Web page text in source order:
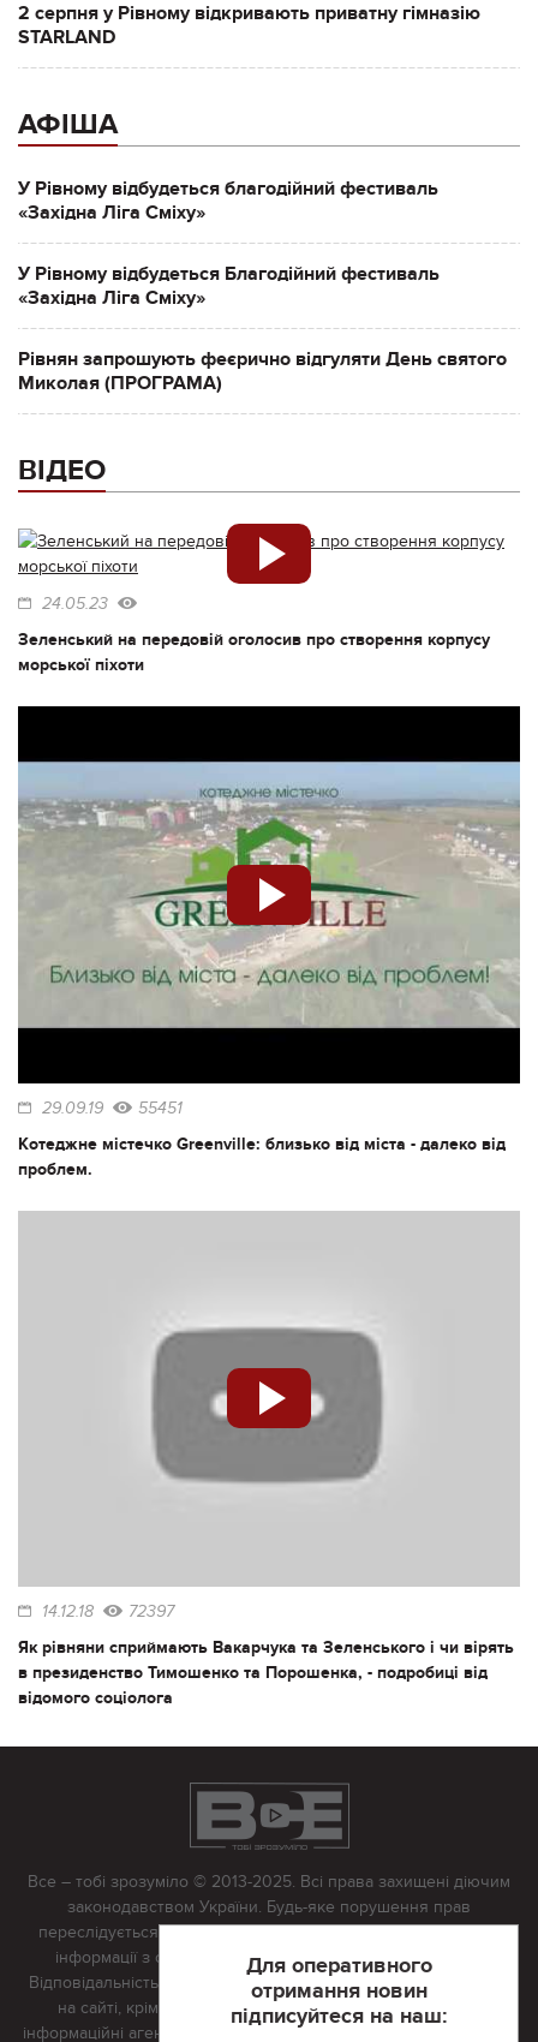
2 серпня у Рівному відкривають приватну гімназію
STARLAND
АФІША
У Рівному відбудеться благодійний фестиваль
«Західна Ліга Сміху»
У Рівному відбудеться Благодійний фестиваль
«Західна Ліга Сміху»
Рівнян запрошують феєрично відгуляти День святого
Миколая (ПРОГРАМА)
ВІДЕО
24.05.23
Зеленський на передовій оголосив про створення корпусу
морської піхоти
29.09.19 55451
Котеджне містечко Greenville: близько від міста - далеко від
проблем.
14.12.18 72397
Як рівняни сприймають Вакарчука та Зеленського і чи вірять
в президенство Тимошенко та Порошенка, - подробиці від
відомого соціолога
Для оперативного
отримання новин
підписуйтеся на наш:
Все – тобі зрозуміло © 2013-2025. Всі права захищені діючим
законодавством України. Будь-яке порушення прав
переслідується в судовому порядку. Будь-яке відтворення
інформації з сайту тільки з письмово дозволу редакції.
Відповідальність за достовірність усіх матеріалів, розміщених
на сайті, крім матеріалів, які містять посилання на інші
інформаційні агентства або інтернет-видання, несе редакційна